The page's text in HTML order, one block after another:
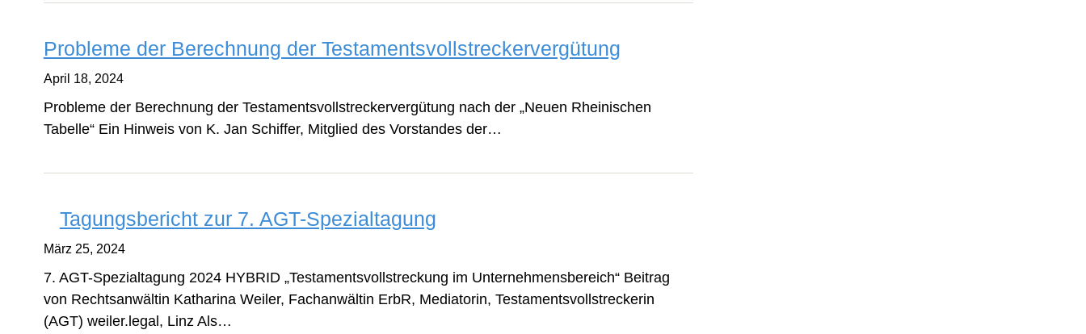
Probleme der Berechnung der Testamentsvollstreckervergütung
April 18, 2024
Probleme der Berechnung der Testamentsvollstreckervergütung nach der „Neuen Rheinischen
Tabelle“ Ein Hinweis von K. Jan Schiffer, Mitglied des Vorstandes der…
Tagungsbericht zur 7. AGT-Spezialtagung
März 25, 2024
7. AGT-Spezialtagung 2024 HYBRID „Testamentsvollstreckung im Unternehmensbereich“ Beitrag
von Rechtsanwältin Katharina Weiler, Fachanwältin ErbR, Mediatorin, Testamentsvollstreckerin
(AGT) weiler.legal, Linz Als…